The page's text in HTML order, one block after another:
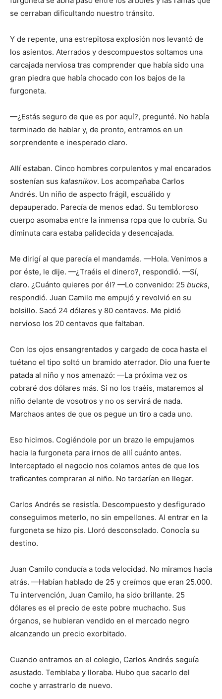
se cerraban dificultando nuestro tránsito.
Y de repente, una estrepitosa explosión nos levantó de
los asientos. Aterrados y descompuestos soltamos una
carcajada nerviosa tras comprender que había sido una
gran piedra que había chocado con los bajos de la
furgoneta.
—¿Estás seguro de que es por aquí?, pregunté. No había
terminado de hablar y, de pronto, entramos en un
sorprendente e inesperado claro.
Allí estaban. Cinco hombres corpulentos y mal encarados
sostenían sus kalasnikov. Los acompañaba Carlos
Andrés. Un niño de aspecto frágil, escuálido y
depauperado. Parecía de menos edad. Su tembloroso
cuerpo asomaba entre la inmensa ropa que lo cubría. Su
diminuta cara estaba palidecida y desencajada.
Me dirigí al que parecía el mandamás. —Hola. Venimos a
por éste, le dije. —¿Traéis el dinero?, respondió. —Sí,
claro. ¿Cuánto quieres por él? —Lo convenido: 25 bucks,
respondió. Juan Camilo me empujó y revolvió en su
bolsillo. Sacó 24 dólares y 80 centavos. Me pidió
nervioso los 20 centavos que faltaban.
Con los ojos ensangrentados y cargado de coca hasta el
tuétano el tipo soltó un bramido aterrador. Dio una fuerte
patada al niño y nos amenazó: —La próxima vez os
cobraré dos dólares más. Si no los traéis, mataremos al
niño delante de vosotros y no os servirá de nada.
Marchaos antes de que os pegue un tiro a cada uno.
Eso hicimos. Cogiéndole por un brazo le empujamos
hacia la furgoneta para irnos de allí cuánto antes.
Interceptado el negocio nos colamos antes de que los
traficantes compraran al niño. No tardarían en llegar.
Carlos Andrés se resistía. Descompuesto y desfigurado
conseguimos meterlo, no sin empellones. Al entrar en la
furgoneta se hizo pis. Lloró desconsolado. Conocía su
destino.
Juan Camilo conducía a toda velocidad. No miramos hacia
atrás. —Habían hablado de 25 y creímos que eran 25.000.
Tu intervención, Juan Camilo, ha sido brillante. 25
dólares es el precio de este pobre muchacho. Sus
órganos, se hubieran vendido en el mercado negro
alcanzando un precio exorbitado.
Cuando entramos en el colegio, Carlos Andrés seguía
asustado. Temblaba y lloraba. Hubo que sacarlo del
coche y arrastrarlo de nuevo.